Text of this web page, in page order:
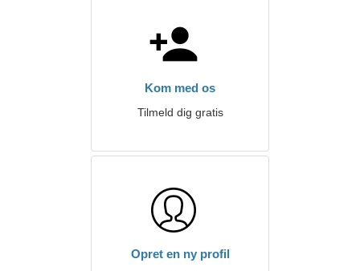
Kom med os
Tilmeld dig gratis
Opret en ny profil